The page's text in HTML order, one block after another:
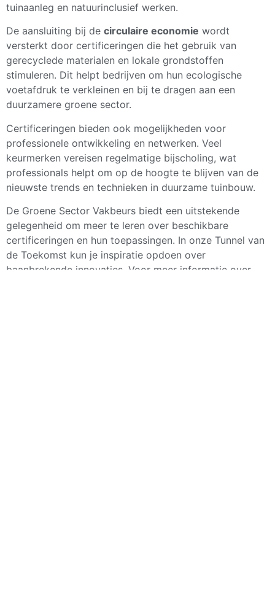
tuinaanleg en natuurinclusief werken.
De aansluiting bij de circulaire economie wordt
versterkt door certificeringen die het gebruik van
gerecyclede materialen en lokale grondstoffen
stimuleren. Dit helpt bedrijven om hun ecologische
voetafdruk te verkleinen en bij te dragen aan een
duurzamere groene sector.
Certificeringen bieden ook mogelijkheden voor
professionele ontwikkeling en netwerken. Veel
keurmerken vereisen regelmatige bijscholing, wat
professionals helpt om op de hoogte te blijven van de
nieuwste trends en technieken in duurzame tuinbouw.
De Groene Sector Vakbeurs biedt een uitstekende
gelegenheid om meer te leren over beschikbare
certificeringen en hun toepassingen. In onze Tunnel van
de Toekomst kun je inspiratie opdoen over
baanbrekende innovaties. Voor meer informatie over